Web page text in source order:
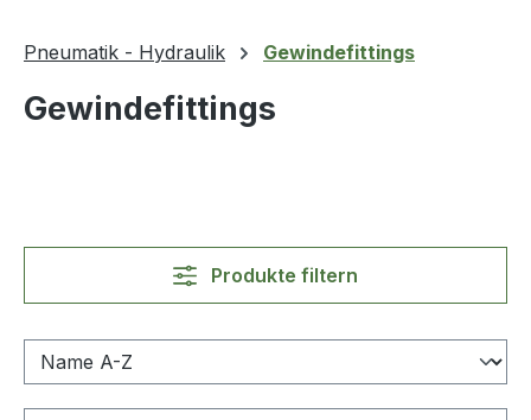
Pneumatik - Hydraulik Gewindefittings
Gewindefittings
Produkte filtern